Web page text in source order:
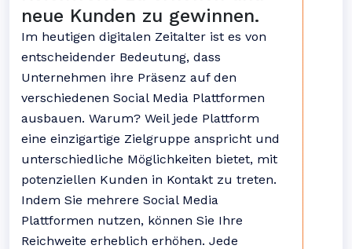
neue Kunden zu gewinnen.
Im heutigen digitalen Zeitalter ist es von
entscheidender Bedeutung, dass
Unternehmen ihre Präsenz auf den
verschiedenen Social Media Plattformen
ausbauen. Warum? Weil jede Plattform
eine einzigartige Zielgruppe anspricht und
unterschiedliche Möglichkeiten bietet, mit
potenziellen Kunden in Kontakt zu treten.
Indem Sie mehrere Social Media
Plattformen nutzen, können Sie Ihre
Reichweite erheblich erhöhen. Jede